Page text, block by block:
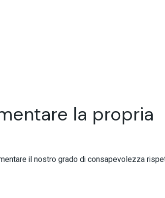
la propria
il nostro grado di consapevolezza